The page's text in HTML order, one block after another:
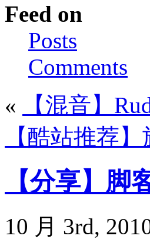
Feed on
Posts
Comments
«
【混音】
【酷站推荐
【分享】脚
10 月 3rd,